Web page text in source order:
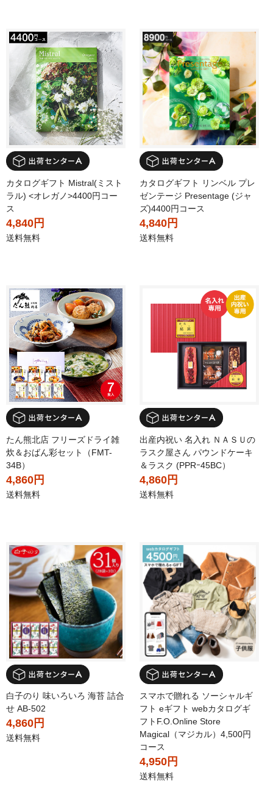
カタログギフト Mistral(ミスト
ラル) <オレガノ>4400円コー
ス
4,840円
送料無料
カタログギフト リンベル プレ
ゼンテージ Presentage (ジャ
ズ)4400円コース
4,840円
送料無料
たん熊北店 フリーズドライ雑
炊＆おばん彩セット（FMT-
34B）
4,860円
送料無料
出産内祝い 名入れ ＮＡＳＵの
ラスク屋さん パウンドケーキ
＆ラスク (PPRｰ45BC）
4,860円
送料無料
白子のり 味いろいろ 海苔 詰合
せ AB-502
4,860円
送料無料
スマホで贈れる ソーシャルギ
フト eギフト webカタログギ
フトF.O.Online Store
Magical（マジカル）4,500円
コース
4,950円
送料無料